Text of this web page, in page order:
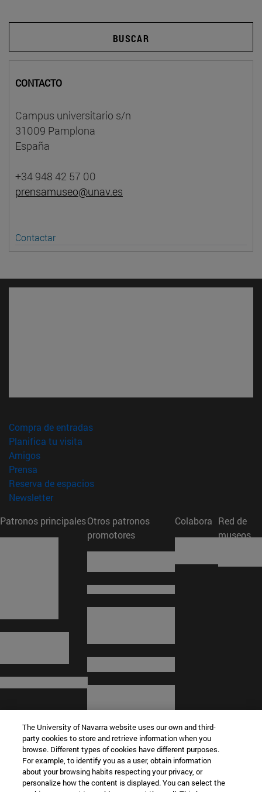
BUSCAR
CONTACTO
Campus universitario s/n
31009 Pamplona
España
+34 948 42 57 00
prensamuseo@unav.es
Contactar
Compra de entradas(abre en nueva ventana)
Planifica tu visita
Amigos(abre en nueva ventana)
Prensa
Reserva de espacios(abre en nueva ventana)
Newsletter(abre en nueva ventana)
Patronos principalesOtros patronos
promotores
Colabora Red de
museos
© Universidad de Navarra
The University of Navarra website uses our own and third-
party cookies to store and retrieve information when you
browse. Different types of cookies have different purposes.
For example, to identify you as a user, obtain information
about your browsing habits respecting your privacy, or
personalize how the content is displayed. You can select the